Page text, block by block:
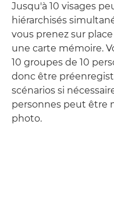
Jusqu'à 10 visages
hiérarchisés
vous prenez sur
une carte mémoire.
10 groupes de 10
donc être
scénarios si
personnes peut être
photo.